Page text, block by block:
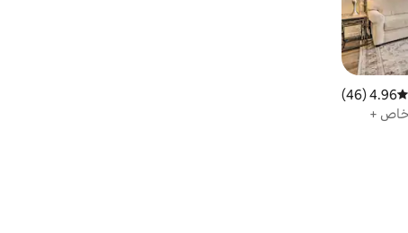
متوسط التقييم 4.96 من 5، 46 مراجعات
4.96 (46)
خاص +